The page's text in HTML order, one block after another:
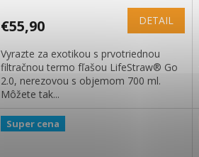
€55,90 DETAIL
Vyrazte za exotikou s prvotriednou
filtračnou termo fľašou LifeStraw® Go
2.0, nerezovou s objemom 700 ml.
Môžete tak...
Super cena